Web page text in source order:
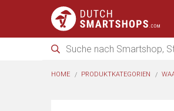
HOME PRODUKTKATEGORIEN